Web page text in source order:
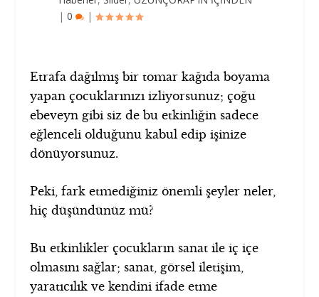
|0 |
Etrafa dağılmış bir tomar kağıda boyama
yapan çocuklarınızı izliyorsunuz; çoğu
ebeveyn gibi siz de bu etkinliğin sadece
eğlenceli olduğunu kabul edip işinize
dönüyorsunuz.
Peki, fark etmediğiniz önemli şeyler neler,
hiç düşündünüz mü?
Bu etkinlikler çocukların sanat ile iç içe
olmasını sağlar; sanat, görsel iletişim,
yaratıcılık ve kendini ifade etme